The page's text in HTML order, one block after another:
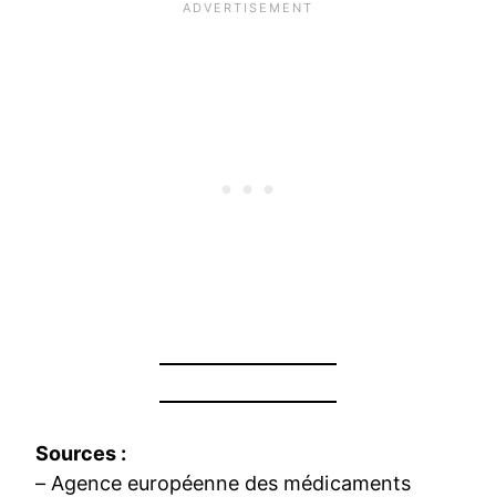
Sources :
– Agence européenne des médicaments